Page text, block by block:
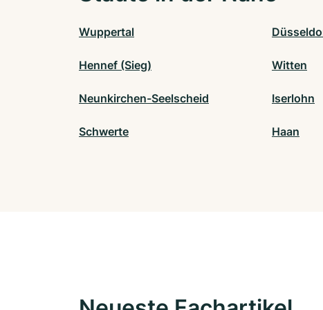
Wuppertal
Hennef (Sieg) Witten
Neunkirchen-Seelscheid Iserlohn
Schwerte Haan